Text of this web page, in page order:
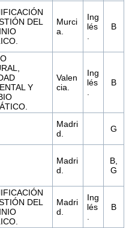
DEL
Murci
a.
Ing
lés
B
Y
Valen
cia.
Ing
lés
B
Madri
d.
G
Madri
d.
B,
G
DEL
Madri
d.
Ing
lés
B